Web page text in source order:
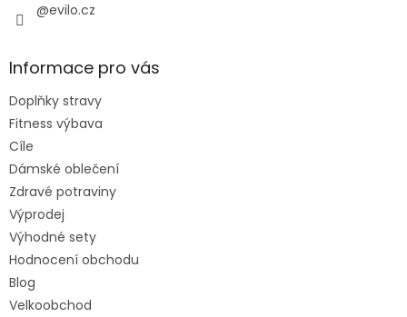
@evilo.cz
Informace pro vás
Doplňky stravy
Fitness výbava
Cíle
Dámské oblečení
Zdravé potraviny
Výprodej
Výhodné sety
Hodnocení obchodu
Blog
Velkoobchod